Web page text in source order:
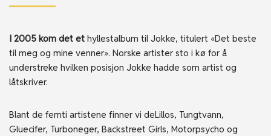
I 2005 kom det et hyllestalbum til Jokke, titulert «Det beste
til meg og mine venner». Norske artister sto i kø for å
understreke hvilken posisjon Jokke hadde som artist og
låtskriver.
Blant de femti artistene finner vi deLillos, Tungtvann,
Gluecifer, Turboneger, Backstreet Girls, Motorpsycho og